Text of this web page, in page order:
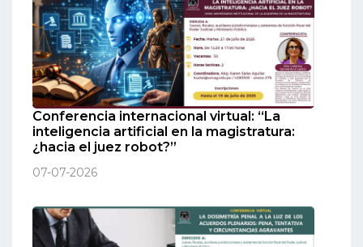
Conferencia internacional virtual: “La
inteligencia artificial en la magistratura:
¿hacia el juez robot?”
07-07-2026